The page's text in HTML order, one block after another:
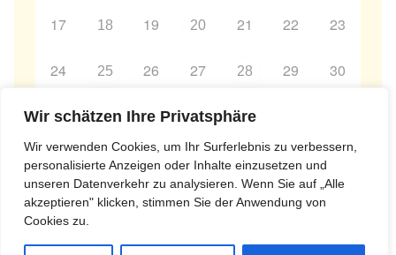
Wir schätzen Ihre Privatsphäre
Wir verwenden Cookies, um Ihr Surferlebnis zu verbessern,
personalisierte Anzeigen oder Inhalte einzusetzen und
unseren Datenverkehr zu analysieren. Wenn Sie auf „Alle
akzeptieren" klicken, stimmen Sie der Anwendung von
Cookies zu.
17 18 19 20 21 22 23
24 25 26 27 28 29 30
31 1 2 3 4